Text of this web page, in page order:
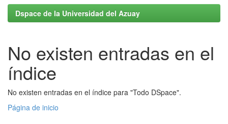
Dspace de la Universidad del Azuay
No existen entradas en el
índice
No existen entradas en el índice para "Todo DSpace".
Página de inicio